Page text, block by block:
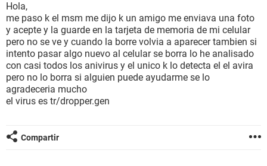
Hola,
me paso k el msm me dijo k un amigo me enviava una foto
y acepte y la guarde en la tarjeta de memoria de mi celular
pero no se ve y cuando la borre volvia a aparecer tambien si
intento pasar algo nuevo al celular se borra lo he analisado
con casi todos los anivirus y el unico k lo detecta el el avira
pero no lo borra si alguien puede ayudarme se lo
agradeceria mucho
el virus es tr/dropper.gen
Compartir